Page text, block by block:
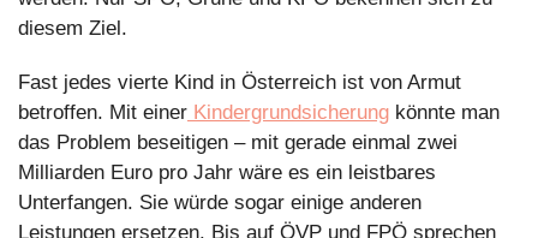
diesem Ziel.
Fast jedes vierte Kind in Österreich ist von Armut
betroffen. Mit einer Kindergrundsicherung könnte man
das Problem beseitigen – mit gerade einmal zwei
Milliarden Euro pro Jahr wäre es ein leistbares
Unterfangen. Sie würde sogar einige anderen
Leistungen ersetzen. Bis auf ÖVP und FPÖ sprechen